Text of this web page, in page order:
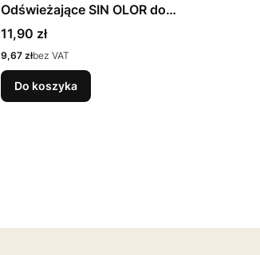
Odświeżające SIN OLOR do
wyciniania (36 – 46)
Cena
11,90 zł
Cena
9,67 złbez VAT
Do koszyka